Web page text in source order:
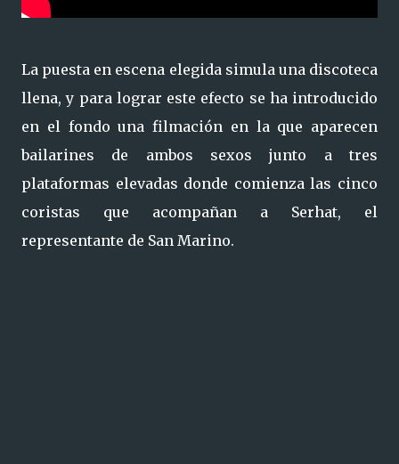
La puesta en escena elegida simula una discoteca
llena, y para lograr este efecto se ha introducido
en el fondo una filmación en la que aparecen
bailarines de ambos sexos junto a tres
plataformas elevadas donde comienza las cinco
coristas que acompañan a Serhat, el
representante de San Marino.